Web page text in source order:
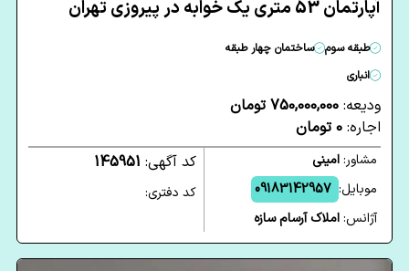
آپارتمان 53 متری یک خوابه در پیروزی تهران
طبقه سوم
ساختمان چهار طبقه
انباری
ودیعه: 750,000,000 تومان
اجاره: 0 تومان
مشاور:امینی
موبایل: 09183142957
آژانس:املاک آرسام سازه
کد آگهی: 145951
کد دفتری: